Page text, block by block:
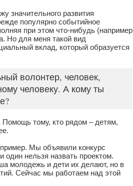
значительного развития
популярно событийное
при этом что-нибудь (например
Но для меня такой вид
вклад, который образуется
волонтер, человек,
человеку. А кому ты
Помощь тому, кто рядом – детям,
Мы объявили конкурс
один нельзя назвать проектом.
молодежь и дети их делают, но в
Сейчас мы работаем над этой